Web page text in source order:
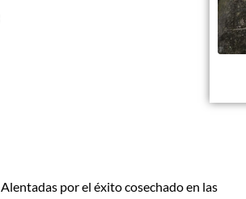
Alentadas por el éxito cosechado en las